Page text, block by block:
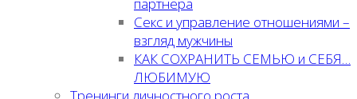
Секс и управление отношениями –
взгляд мужчины
КАК СОХРАНИТЬ СЕМЬЮ и СЕБЯ…
ЛЮБИМУЮ